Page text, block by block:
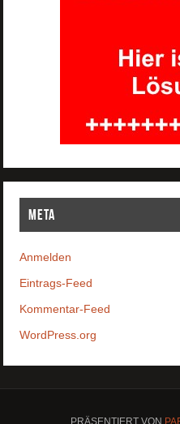
Meta
Anmelden
Eintrags-Feed
Kommentar-Feed
WordPress.org
PRÄSENTIERT VON